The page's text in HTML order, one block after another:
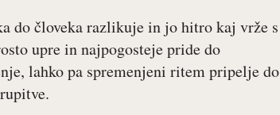
do človeka razlikuje in jo hitro kaj vrže s
upre in najpogosteje pride do
lahko pa spremenjeni ritem pripelje do